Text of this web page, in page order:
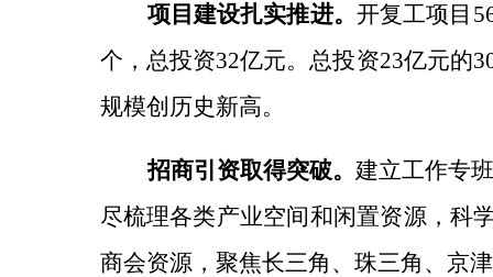
项目建设扎实推进。 开复工项目
个，总投资32亿元。总投资23亿元的
规模创历史新高。
招商引资取得突破。 建立工作专
尽梳理各类产业空间和闲置资源，科
商会资源， 聚焦长三角、珠三角、京